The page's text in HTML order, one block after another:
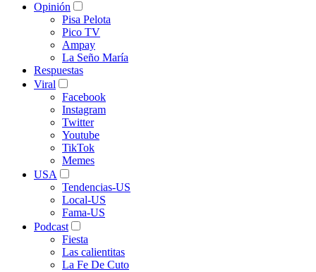
Opinión
Pisa Pelota
Pico TV
Ampay
La Seño María
Respuestas
Viral
Facebook
Instagram
Twitter
Youtube
TikTok
Memes
USA
Tendencias-US
Local-US
Fama-US
Podcast
Fiesta
Las calientitas
La Fe De Cuto